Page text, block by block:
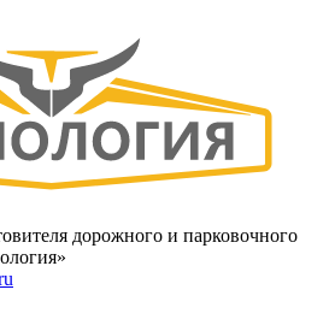
дорожного и парковочного